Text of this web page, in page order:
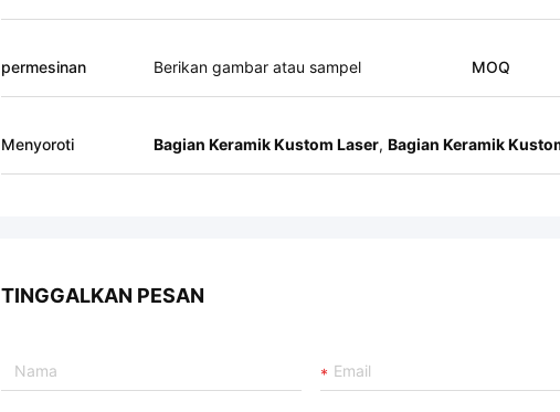
permesinan Berikan gambar atau sampel MOQ
Menyoroti Bagian Keramik Kustom Laser, Bagian Keramik
TINGGALKAN PESAN